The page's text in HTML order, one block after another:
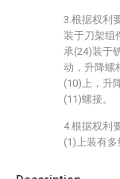
3.根据权利
装于刀架组
承(24)装于
动，升降螺
(10)上，升
(11)螺接。
4.根据权利
(1)上装有多